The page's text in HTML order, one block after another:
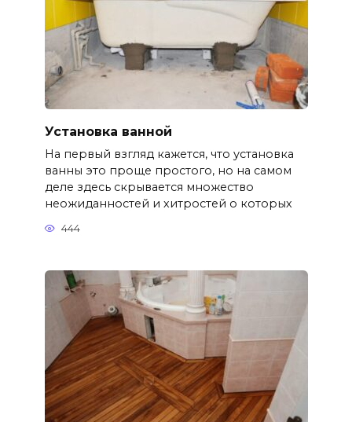
Установка ванной
На первый взгляд кажется, что установка
ванны это проще простого, но на самом
деле здесь скрывается множество
неожиданностей и хитростей о которых
444